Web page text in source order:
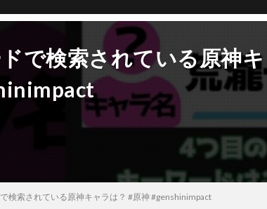
ドで検索されている原神
で検索されている原神キャラは？ #原神 #genshinimpact